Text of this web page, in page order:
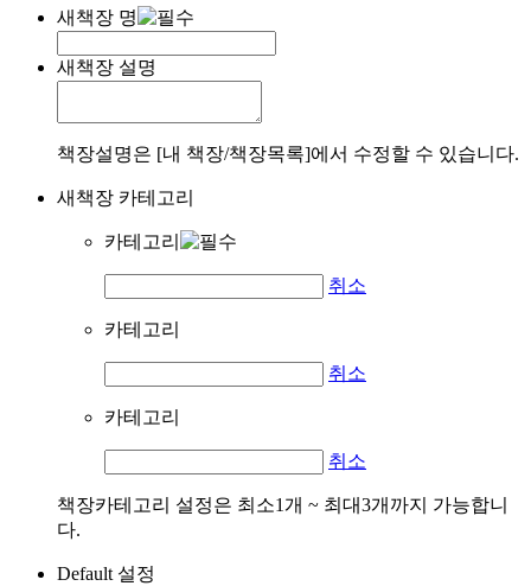
새책장 명
새책장 설명
책장설명은 [내 책장/책장목록]에서 수정할 수 있습니다.
새책장 카테고리
카테고리
취소
카테고리
취소
카테고리
취소
책장카테고리 설정은 최소1개 ~ 최대3개까지 가능합니
다.
Default 설정